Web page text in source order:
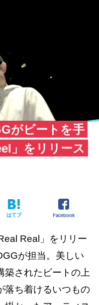
がビートを手
」をリリース
はてブ Facebook
Real」をリリー
が担当。美しい
築されたビートの上
落ち着けるいつもの